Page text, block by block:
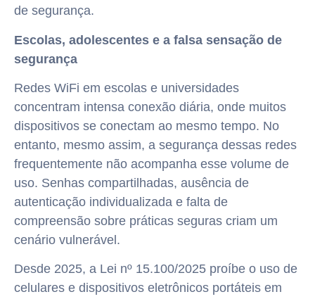
de segurança.
Escolas, adolescentes e a falsa sensação de
segurança
Redes WiFi em escolas e universidades
concentram intensa conexão diária, onde muitos
dispositivos se conectam ao mesmo tempo. No
entanto, mesmo assim, a segurança dessas redes
frequentemente não acompanha esse volume de
uso. Senhas compartilhadas, ausência de
autenticação individualizada e falta de
compreensão sobre práticas seguras criam um
cenário vulnerável.
Desde 2025, a Lei nº 15.100/2025 proíbe o uso de
celulares e dispositivos eletrônicos portáteis em